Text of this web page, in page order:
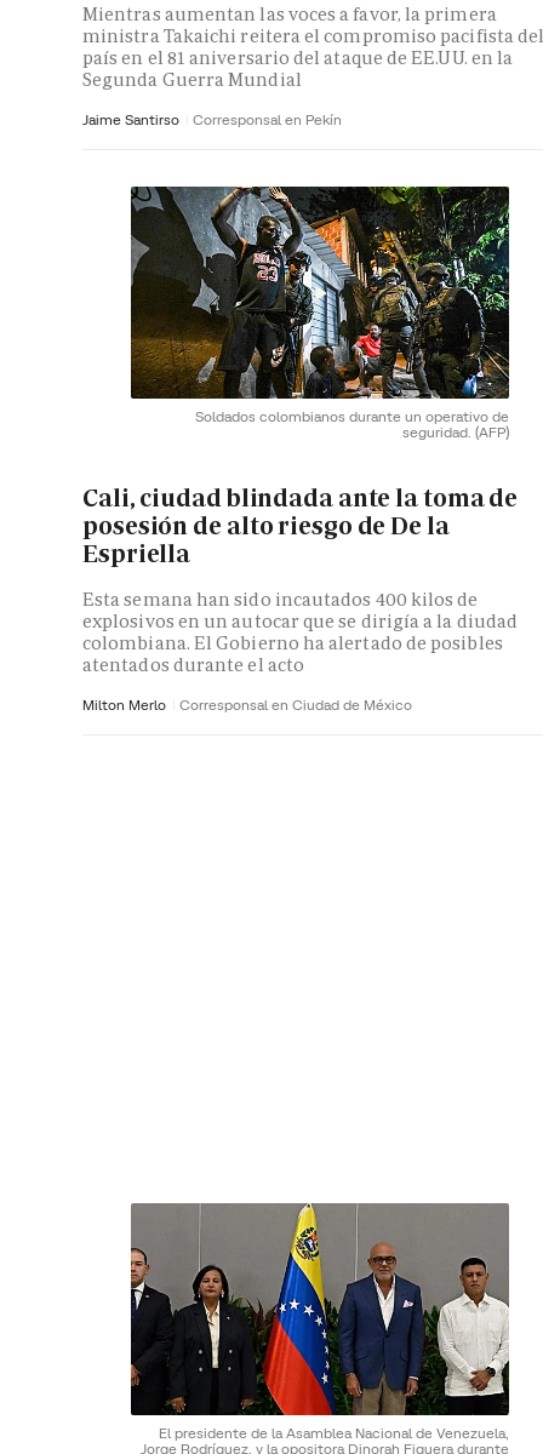
Mientras aumentan las voces a favor, la primera
ministra Takaichi reitera el compromiso pacifista
país en el 81 aniversario del ataque de EE.UU. en la
Segunda Guerra Mundial
Jaime Santirso Corresponsal en Pekín
Soldados colombianos durante un operativo de
seguridad. (AFP)
Cali, ciudad blindada ante la toma de
posesión de alto riesgo de De la
Espriella
Esta semana han sido incautados 400 kilos de
explosivos en un autocar que se dirigía a la diudad
colombiana. El Gobierno ha alertado de posibles
atentados durante el acto
Milton Merlo Corresponsal en Ciudad de México
El presidente de la Asamblea Nacional de Venezuela,
Jorge Rodríguez, y la opositora Dinorah Figuera durante